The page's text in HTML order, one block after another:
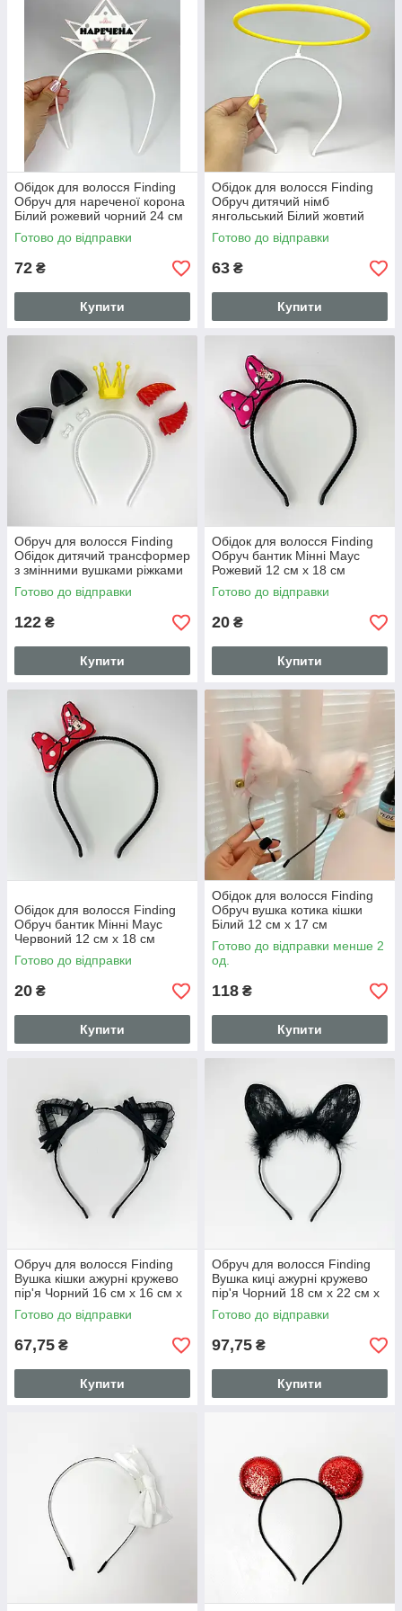
Підходять обручі до будь-якого типу обличчя. Відмінно
виглядають і з класичним одягом, і зі спортивним костюмом,
придатні для всіх сезонів ― і під легку накидку, і під шубку, а
тому краще всього придбайте відразу кілька різних за
текстурою, фактурою і кольором.
Обідок для волосся Finding
Обруч для нареченої корона
Білий рожевий чорний 24 см
х 15.5 см х 0.5 см
Готово до відправки
72 ₴
Купити
Обідок для волосся Finding
Обруч дитячий німб
янгольський Білий жовтий
16.5 см х 16.5 см х 16.5 см
Готово до відправки
63 ₴
Купити
Обруч для волосся Finding
Обідок дитячий трансформер
з змінними вушками ріжками
короною Білий матовий 14.5
см х 12.5 см х 0.6 см
Готово до відправки
122 ₴
Купити
Обідок для волосся Finding
Обруч бантик Мінні Маус
Рожевий 12 см х 18 см
Готово до відправки
20 ₴
Купити
Обідок для волосся Finding
Обруч бантик Мінні Маус
Червоний 12 см х 18 см
Готово до відправки
20 ₴
Купити
Обідок для волосся Finding
Обруч вушка котика кішки
Білий 12 см х 17 см
Готово до відправки менше 2
од.
118 ₴
Купити
Обруч для волосся Finding
Вушка кішки ажурні кружево
пір'я Чорний 16 см х 16 см х
0.5 см
Готово до відправки
67,75 ₴
Купити
Обруч для волосся Finding
Вушка киці ажурні кружево
пір'я Чорний 18 см х 22 см х
0.5 см
Готово до відправки
97,75 ₴
Купити